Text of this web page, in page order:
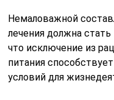
Немаловажной
лечения должна
что исключение из
питания
условий для